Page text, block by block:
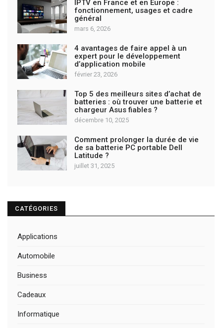
IPTV en France et en Europe :
fonctionnement, usages et cadre
général
mars 6, 2026
4 avantages de faire appel à un
expert pour le développement
d’application mobile
février 23, 2026
Top 5 des meilleurs sites d’achat de
batteries : où trouver une batterie et
chargeur Asus fiables ?
décembre 10, 2025
Comment prolonger la durée de vie
de sa batterie PC portable Dell
Latitude ?
juillet 31, 2025
CATÉGORIES
Applications
Automobile
Business
Cadeaux
Informatique